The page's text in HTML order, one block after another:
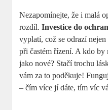
Nezapomínejte, že i malá
rozdíl.Investice do
vyplatí, což se odrazí
při častém řízení. A kdo by
jako nové? Stačí trochu
vám za to poděkuje!
– čím více jí dáte, tím víc